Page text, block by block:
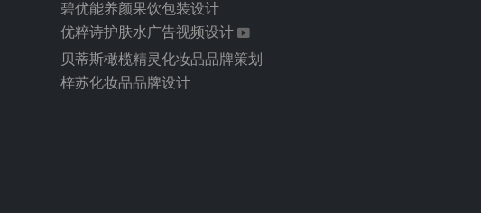
碧优能养颜果饮包装设计
优粹诗护肤水广告视频设计
贝蒂斯橄榄精灵化妆品品牌策划
梓苏化妆品品牌设计